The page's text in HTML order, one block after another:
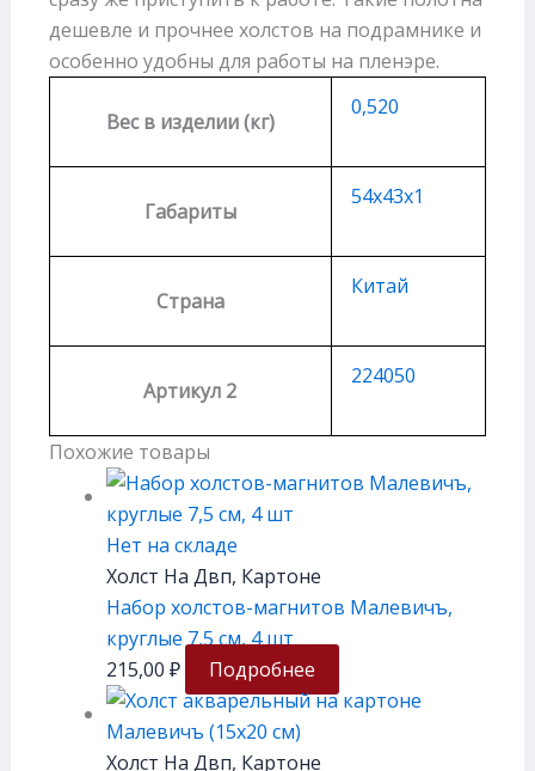
дешевле и прочнее холстов на подрамнике и
особенно удобны для работы на пленэре.
Вес в изделии (кг)
0,520
Габариты
54х43х1
Страна
Китай
Артикул 2
224050
Похожие товары
Нет на складе
Холст На Двп, Картоне
Набор холстов-магнитов Малевичъ,
круглые 7,5 см, 4 шт
215,00 ₽ Подробнее
Холст На Двп, Картоне